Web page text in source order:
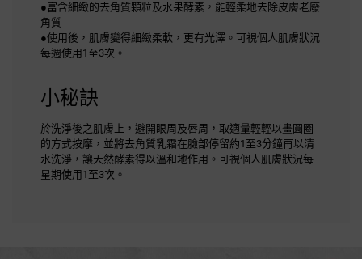
●富含細緻的去角質顆粒及水果酵素，能輕柔地去除皮膚老廢
角質
●使用後，肌膚變得細緻柔軟，更有光澤。可視個人肌膚狀況
每週使用1至3次。
小秘訣
於洗淨後之肌膚上，避開眼周及唇周，取適量輕輕以畫圓圈
的方式按摩，並將去角質乳霜在臉部停留約1至3分鐘再以清
水洗淨，讓天然酵素得以溫和地作用。可視個人肌膚狀況每
星期使用1至3次。